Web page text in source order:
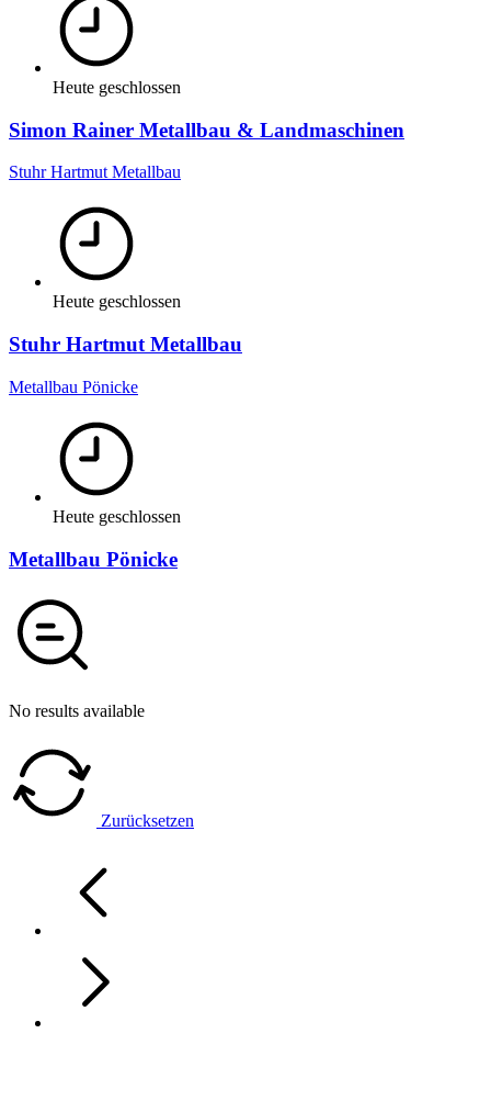
Heute geschlossen
Simon Rainer Metallbau & Landmaschinen
Stuhr Hartmut Metallbau
Heute geschlossen
Stuhr Hartmut Metallbau
Metallbau Pönicke
Heute geschlossen
Metallbau Pönicke
No results available
Zurücksetzen